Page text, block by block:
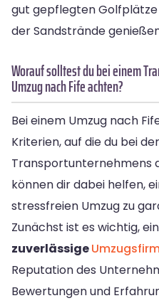
gut gepflegten
der Sandstrände
Worauf solltest du bei einem
Umzug nach Fife achten?
Bei einem Umzug nach
Kriterien, auf die du bei
Transportunternehmens
können dir dabei helfen,
stressfreien Umzug zu
Zunächst ist es wichtig,
zuverlässige
Reputation des
Bewertungen und